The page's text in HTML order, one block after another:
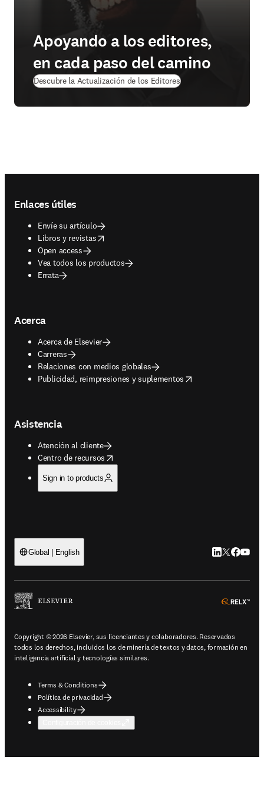
Apoyando a los editores,
en cada paso del camino
Descubre la Actualización de los Editores
Enlaces útiles
Envíe su artículo
Libros y revistas
opens in new tab/window
Open access
Vea todos los productos
Errata
Acerca
Acerca de Elsevier
Carreras
Relaciones con medios globales
Publicidad, reimpresiones y suplementos
opens in new tab/window
Asistencia
Atención al cliente
Centro de recursos
opens in new tab/window
Sign in to products
Global | English LinkedIn se
Twitter se
Copyright © 2026 Elsevier, sus licenciantes y colaboradores. Reservados
todos los derechos, incluidos los de minería de textos y datos, formación en
inteligencia artificial y tecnologías similares.
Terms & Conditions
Política de privacidad
Accessibility